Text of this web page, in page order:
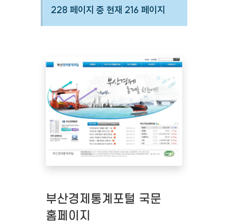
228 페이지 중 현재 216 페이지
부산경제통계포털 국문
홈페이지